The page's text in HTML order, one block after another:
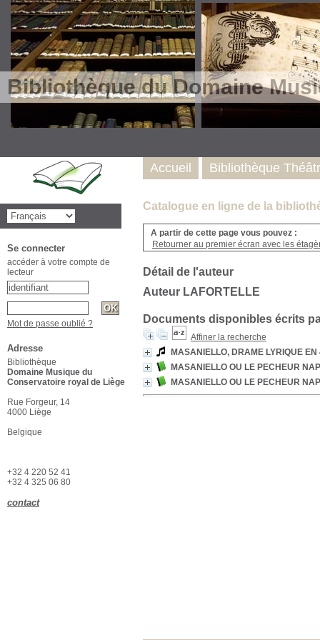
Bibliothèque du Domaine
Catalogue en ligne de la
A partir de cette page vous pouvez :
Retourner au premier écran avec les
Détail de l'auteur
Auteur LAFORTELLE
Documents disponibles écrits
Affiner la recherche
MASANIELLO, DRAME LYRIQUE EN
MASANIELLO OU LE PECHEUR
MASANIELLO OU LE PECHEUR
Accueil Bibliothèque
Se connecter
accéder à votre compte de
lecteur
Mot de passe oublié ?
Adresse
Bibliothèque
Domaine Musique du
Conservatoire royal de Liège
Rue Forgeur, 14
4000 Liège
Belgique
+32 4 220 52 41
+32 4 325 06 80
contact